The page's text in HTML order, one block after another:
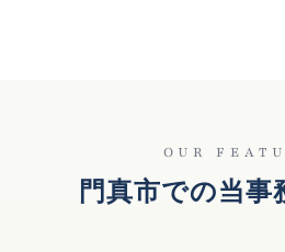
OUR
門真市での当事